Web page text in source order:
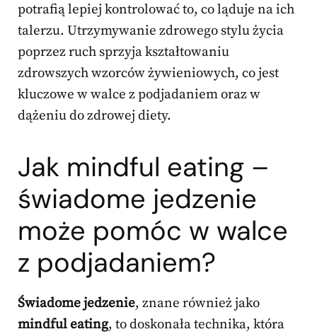
potrafią lepiej kontrolować to, co ląduje na ich
talerzu. Utrzymywanie zdrowego stylu życia
poprzez ruch sprzyja kształtowaniu
zdrowszych wzorców żywieniowych, co jest
kluczowe w walce z podjadaniem oraz w
dążeniu do zdrowej diety.
Jak mindful eating –
świadome jedzenie
może pomóc w walce
z podjadaniem?
Świadome jedzenie, znane również jako
mindful eating, to doskonała technika, która